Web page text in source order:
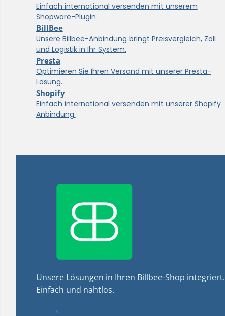
Einfach international versenden mit unserem
Shopware-Plugin.
BillBee
Unsere Billbee-Anbindung bringt Preisvergleich, Zoll
und Logistik in Ihr System.
Presta
Optimieren Sie Ihren Versand mit unserer Presta-
Lösung.
Shopify
Einfach international versenden mit unserer Shopify
Anbindung.
Unsere Lösungen in Ihren Billbee-Shop integriert.
Einfach und nahtlos.